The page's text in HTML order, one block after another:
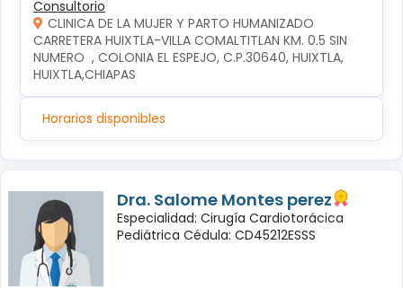
Consultorio
CLINICA DE LA MUJER Y PARTO HUMANIZADO
CARRETERA HUIXTLA-VILLA COMALTITLAN KM. 0.5 SIN
NUMERO  , COLONIA EL ESPEJO, C.P.30640, HUIXTLA,
HUIXTLA,CHIAPAS
Horarios disponibles
Dra. Salome Montes perez
Especialidad: Cirugía Cardiotorácica
Pediátrica Cédula: CD45212ESSS